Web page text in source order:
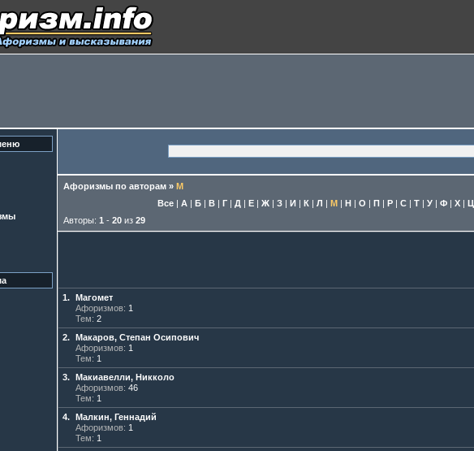
Афоризмы по авторам » М
Все | А | Б | В | Г | Д | Е | Ж | З | И | К | Л | М | Н | О | П | Р | С | Т | У | Ф | Х | Ц
Авторы: 1 - 20 из 29
1. Магомет
Афоризмов: 1
Тем: 2
2. Макаров, Степан Осипович
Афоризмов: 1
Тем: 1
3. Макиавелли, Никколо
Афоризмов: 46
Тем: 1
4. Малкин, Геннадий
Афоризмов: 1
Тем: 1